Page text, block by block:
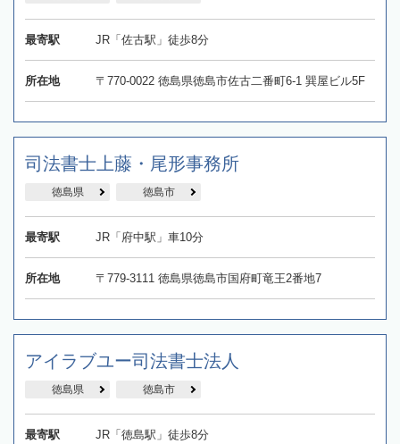
最寄駅 JR「佐古駅」徒歩8分
所在地 〒770-0022 徳島県徳島市佐古二番町6-1 巽屋ビル5F
司法書士上藤・尾形事務所
徳島県 徳島市
最寄駅 JR「府中駅」車10分
所在地 〒779-3111 徳島県徳島市国府町竜王2番地7
アイラブユー司法書士法人
徳島県 徳島市
最寄駅 JR「徳島駅」徒歩8分